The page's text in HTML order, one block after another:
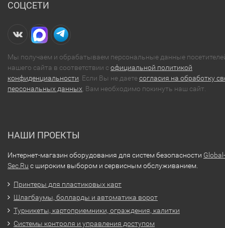
СОЦСЕТИ
Мы получаем и обрабатываем персональные данные
нашего сайта в соответствии софициальной политикой
конфиденциальности . Если Вы не даетесогласия на обработку
персональных данных , Вам необходимо покинуть наш сайт.
НАШИ ПРОЕКТЫ
Интернет-магазин оборудования для систем безопасности Global-
Sec.Ru с широким выбором и сервисным обслуживанием.
Принтеры для пластиковых карт
Шлагбаумы, болларды и автоматика ворот
Турникеты, картоприемники, ограждения, калитки
Системы контроля и управления доступом